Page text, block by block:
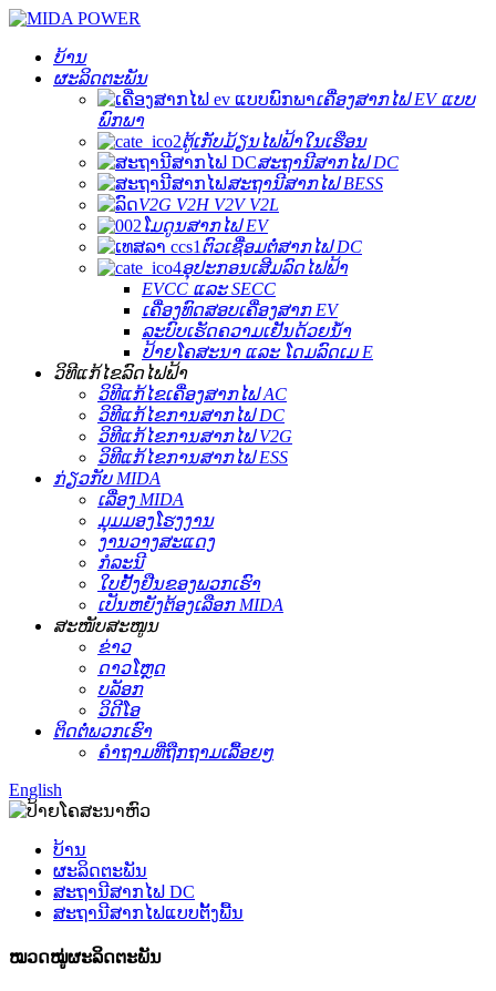
ບ້ານ
ຜະລິດຕະພັນ
ເຄື່ອງສາກໄຟ EV ແບບ
ພົກພາ
ຕູ້ເກັບມ້ຽນໄຟຟ້າໃນເຮືອນ
ສະຖານີສາກໄຟ DC
ສະຖານີສາກໄຟ BESS
V2G V2H V2V V2L
ໂມດູນສາກໄຟ EV
ຕົວເຊື່ອມຕໍ່ສາກໄຟ DC
ອຸປະກອນເສີມລົດໄຟຟ້າ
EVCC ແລະ SECC
ເຄື່ອງທົດສອບເຄື່ອງສາກ EV
ລະບົບເຮັດຄວາມເຢັນດ້ວຍນ້ຳ
ປ້າຍໂຄສະນາ ແລະ ໂດມລົດເມ E
ວິທີແກ້ໄຂລົດໄຟຟ້າ
ວິທີແກ້ໄຂເຄື່ອງສາກໄຟ AC
ວິທີແກ້ໄຂການສາກໄຟ DC
ວິທີແກ້ໄຂການສາກໄຟ V2G
ວິທີແກ້ໄຂການສາກໄຟ ESS
ກ່ຽວກັບ MIDA
ເລື່ອງ MIDA
ມຸມມອງໂຮງງານ
ງານວາງສະແດງ
ກໍລະນີ
ໃບຢັ້ງຢືນຂອງພວກເຮົາ
ເປັນຫຍັງຕ້ອງເລືອກ MIDA
ສະໜັບສະໜູນ
ຂ່າວ
ດາວໂຫຼດ
ບລັອກ
ວິດີໂອ
ຕິດຕໍ່ພວກເຮົາ
ຄຳຖາມທີ່ຖືກຖາມເລື້ອຍໆ
English
ບ້ານ
ຜະລິດຕະພັນ
ສະຖານີສາກໄຟ DC
ສະຖານີສາກໄຟແບບຕັ້ງພື້ນ
ໝວດໝູ່ຜະລິດຕະພັນ